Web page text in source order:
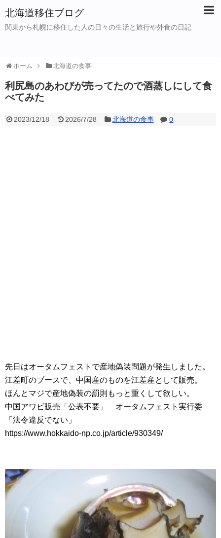
北海道移住ブログ
関東から札幌に移住した人の日々の生活と旅行や外食の日記
ホーム 北海道の食事
利尻島のあわびが売ってたので酒蒸しにして食
べてみた
2023/12/18 2026/7/28 北海道の食事 0
先日はオータムフェストで産地偽装問題が発生しました。
江差町のブースで、中国産のものを江差産として販売。
ほんとマジで産地偽装の罰則もっと重くして欲しい。
中国アワビ販売「公表不要」 オータムフェスト実行委
「法令違反でない」
https://www.hokkaido-np.co.jp/article/930349/